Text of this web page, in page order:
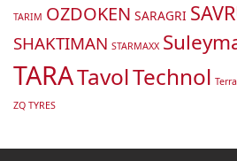
TARIM OZDOKEN SARAGRI
SHAKTIMAN STARMAXX
TARATavolTechnol
ZQ TYRES